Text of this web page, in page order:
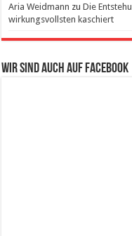
Aria Weidmann zuDie
wirkungsvollsten kaschiert
Wir sind auch auf Facebook